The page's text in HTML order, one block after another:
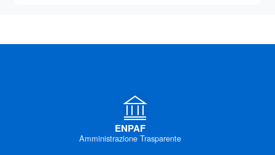
ENPAF
Amministrazione Trasparente